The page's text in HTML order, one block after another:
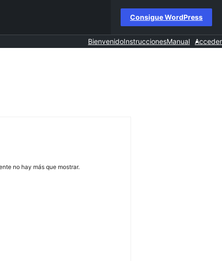
Consigue WordPress
BienvenidoInstruccionesManual Acceder
no hay más que mostrar.